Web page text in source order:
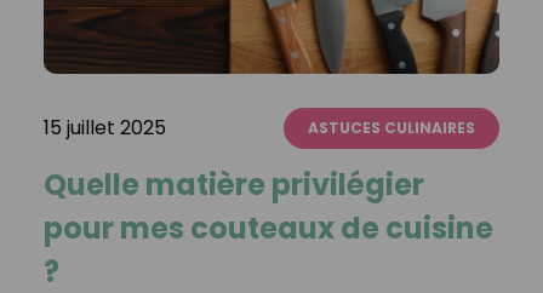
15 juillet 2025 ASTUCES CULINAIRES
Quelle matière privilégier
pour mes couteaux de cuisine
?